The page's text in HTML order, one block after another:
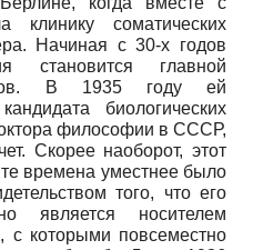
соматических
Начиная с 30-х годов
становится главной
В 1935 году ей
биологических
философии в СССР,
Скорее наоборот, этот
времена уместнее было
того, что его
является носителем
с которыми повсеместно